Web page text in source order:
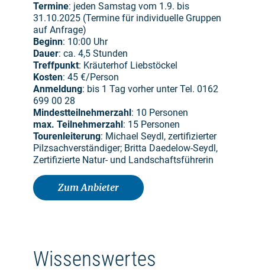
Termine: jeden Samstag vom 1.9. bis
31.10.2025 (Termine für individuelle Gruppen
auf Anfrage)
Beginn: 10:00 Uhr
Dauer: ca. 4,5 Stunden
Treffpunkt: Kräuterhof Liebstöckel
Kosten: 45 €/Person
Anmeldung: bis 1 Tag vorher unter Tel. 0162
699 00 28
Mindestteilnehmerzahl: 10 Personen
max. Teilnehmerzahl: 15 Personen
Tourenleiterung: Michael Seydl, zertifizierter
Pilzsachverständiger; Britta Daedelow-Seydl,
Zertifizierte Natur- und Landschaftsführerin
Zum Anbieter
Wissenswertes